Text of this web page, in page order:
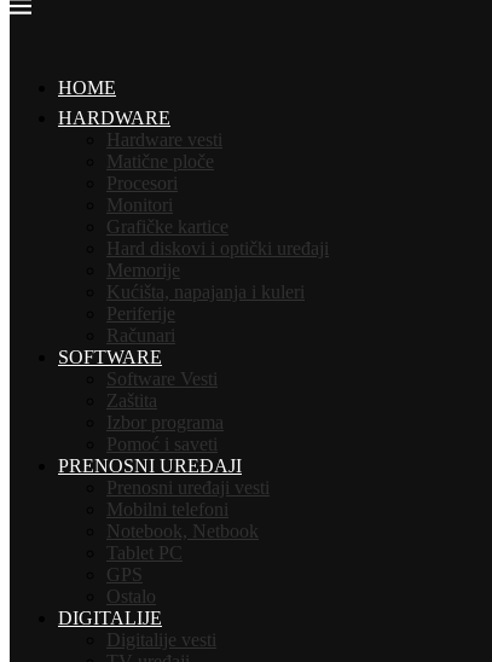
HOME
HARDWARE
Hardware vesti
Matične ploče
Procesori
Monitori
Grafičke kartice
Hard diskovi i optički uređaji
Memorije
Kućišta, napajanja i kuleri
Periferije
Računari
SOFTWARE
Software Vesti
Zaštita
Izbor programa
Pomoć i saveti
PRENOSNI UREĐAJI
Prenosni uređaji vesti
Mobilni telefoni
Notebook, Netbook
Tablet PC
GPS
Ostalo
DIGITALIJE
Digitalije vesti